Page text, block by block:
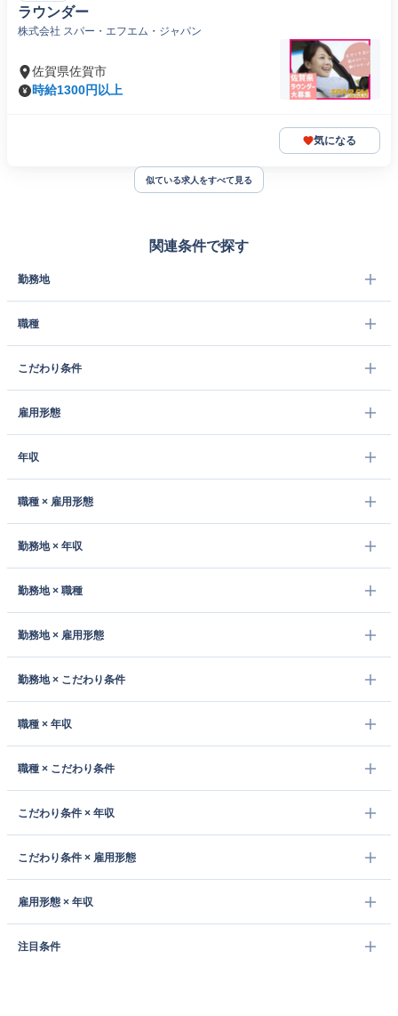
ラウンダー
株式会社 スパー・エフエム・ジャパン
佐賀県佐賀市
時給1300円以上
気になる
似ている求人をすべて見る
関連条件で探す
勤務地
職種
こだわり条件
雇用形態
年収
職種 × 雇用形態
勤務地 × 年収
勤務地 × 職種
勤務地 × 雇用形態
勤務地 × こだわり条件
職種 × 年収
職種 × こだわり条件
こだわり条件 × 年収
こだわり条件 × 雇用形態
雇用形態 × 年収
注目条件